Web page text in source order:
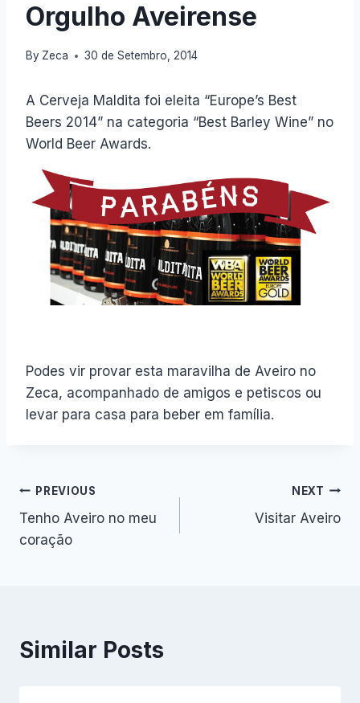
Orgulho Aveirense
By Zeca 30 de Setembro, 2014
A Cerveja Maldita foi eleita “Europe’s Best
Beers 2014” na categoria “Best Barley Wine” no
World Beer Awards.
Podes vir provar esta maravilha de Aveiro no
Zeca, acompanhado de amigos e petiscos ou
levar para casa para beber em família.
Navegação
de
PREVIOUS
Tenho Aveiro no meu
coração
NEXT
Visitar Aveiro
Similar Posts